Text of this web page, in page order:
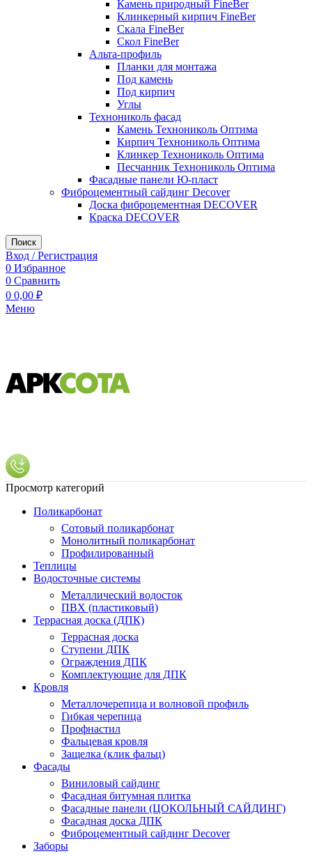
Камень природный FineBer
Клинкерный кирпич FineBer
Скала FineBer
Скол FineBer
Альта-профиль
Планки для монтажа
Под камень
Под кирпич
Углы
Технониколь фасад
Камень Технониколь Оптима
Кирпич Технониколь Оптима
Клинкер Технониколь Оптима
Песчанник Технониколь Оптима
Фасадные панели Ю-пласт
Фиброцементный сайдинг Decover
Доска фиброцементная DECOVER
Краска DECOVER
Поиск
Вход / Регистрация
0 Избранное
0 Сравнить
0 0,00 ₽
Меню
Просмотр категорий
Поликарбонат
Сотовый поликарбонат
Монолитный поликарбонат
Профилированный
Теплицы
Водосточные системы
Металлический водосток
ПВХ (пластиковый)
Террасная доска (ДПК)
Террасная доска
Ступени ДПК
Ограждения ДПК
Комплектующие для ДПК
Кровля
Металлочерепица и волновой профиль
Гибкая черепица
Профнастил
Фальцевая кровля
Защелка (клик фальц)
Фасады
Виниловый сайдинг
Фасадная битумная плитка
Фасадные панели (ЦОКОЛЬНЫЙ САЙДИНГ)
Фасадная доска ДПК
Фиброцементный сайдинг Decover
Заборы